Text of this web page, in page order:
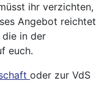
ihr verzichten,
Angebot reichtet
die in der
euch.
oder zur VdS